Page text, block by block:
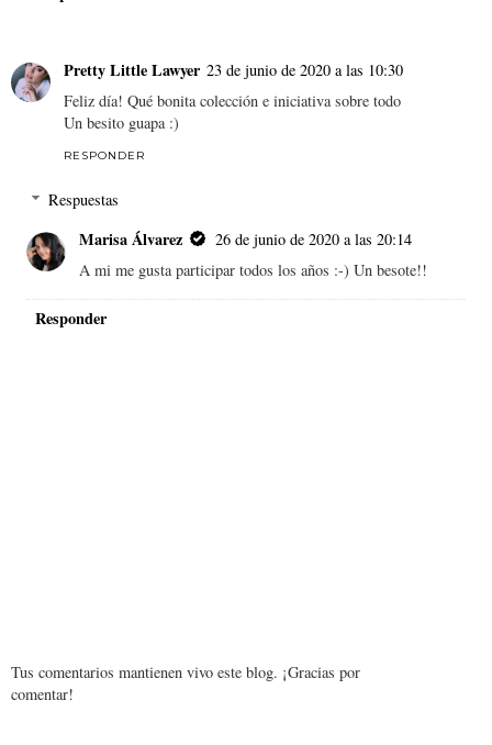
Pretty Little Lawyer 23 de junio de 2020 a las 10:30
Feliz día! Qué bonita colección e iniciativa sobre todo
Un besito guapa :)
RESPONDER
Respuestas
Marisa Álvarez
26 de junio de 2020 a las 20:14
A mi me gusta participar todos los años :-) Un besote!!
Responder
Tus comentarios mantienen vivo este blog. ¡Gracias por
comentar!